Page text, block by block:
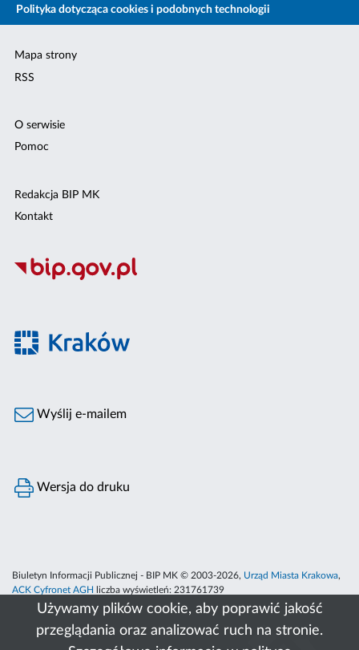
Używamy plików cookie, aby poprawić jakość
przeglądania oraz analizować ruch na stronie.
Polityka dotycząca cookies i podobnych technologii
Mapa strony
RSS
O serwisie
Pomoc
Redakcja BIP MK
Kontakt
Wyślij e-mailem
Wersja do druku
Biuletyn Informacji Publicznej - BIP MK © 2003-2026, Urząd Miasta Krakowa,
ACK Cyfronet AGH
liczba wyświetleń: 231761739